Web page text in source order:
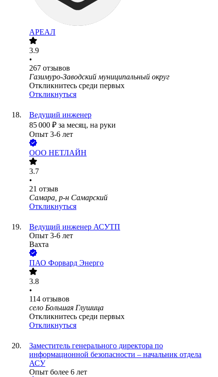
АРЕАЛ
3.9
•
267 отзывов
Газимуро-Заводский муниципальный округ
Откликнитесь среди первых
Откликнуться
Ведущий инженер
85 000 ₽ за месяц, на руки
Опыт 3-6 лет
ООО НЕТЛАЙН
3.7
•
21 отзыв
Самара, р-н Самарский
Откликнуться
Ведущий инженер АСУТП
Опыт 3-6 лет
Вахта
ПАО Форвард Энерго
3.8
•
114 отзывов
село Большая Глушица
Откликнитесь среди первых
Откликнуться
Заместитель генерального директора по
информационной безопасности – начальник отдела
АСУ
Опыт более 6 лет